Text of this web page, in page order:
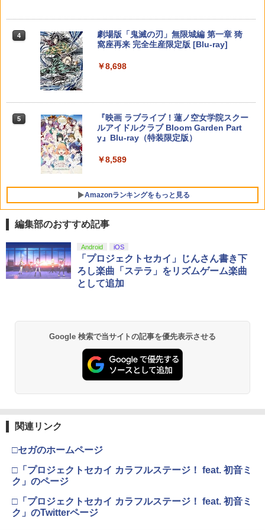
￥7,710
鬼武者 Way of the Sword 【Switch2】
POT-P-ABNMA
【特典】トゥームレイダー：レガシー・
典】コスチューム「ララ・クロフト・サ
￥7,012
ションパス（ダウンロード版）※3,200
ポイントまでご利用可
￥4,400
ロゲーム互換機 )（ コントローラーアダ
プターセット ）CY-RF-RW HDMI出力 ど
こでもセーブ 互換機種 FC SFC SNES G
B GBC GBA MD GEN PCE TG-16 PCE
SG
￥25,300
【送料無料】劇場版「鬼滅の刃」無限城
編 第一章 猗窩座再来(通常版)【Blu-ra
￥4,400
￥9,000
ニンテンドープリペイド番号 5000円|オ
ンラインコード版
【純正品】DualSense ワイヤレスコン
￥10,737
【国内正規品】Thrustmaster スラスト
S5、PS5 Pro、Xbox One、Xbox Serie
￥14,141
4
劇場版「鬼滅の刃」無限城編 第一章 猗
窩座再来 完全生産限定版 [Blu-ray]
￥8,698
5
『映画 ラブライブ！蓮ノ空女学院スクー
ルアイドルクラブ Bloom Garden Part
y』Blu-ray（特装限定版）
￥8,589
Amazonランキングをもっと見る
編集部のおすすめ記事
Android iOS
「プロジェクトセカイ」じんさん書き下
ろし楽曲「ステラ」をリズムゲーム楽曲
として追加
Google 検索で当サイトの記事を優先表示させる
関連リンク
□セガのホームページ
□「プロジェクトセカイ カラフルステージ！ feat. 初音ミ
ク」のページ
□「プロジェクトセカイ カラフルステージ！ feat. 初音ミ
ク」のTwitterページ